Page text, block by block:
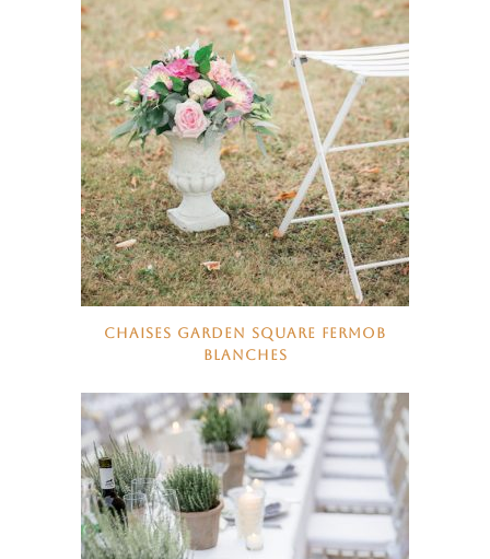
CHAISES GARDEN SQUARE FERMOB
BLANCHES